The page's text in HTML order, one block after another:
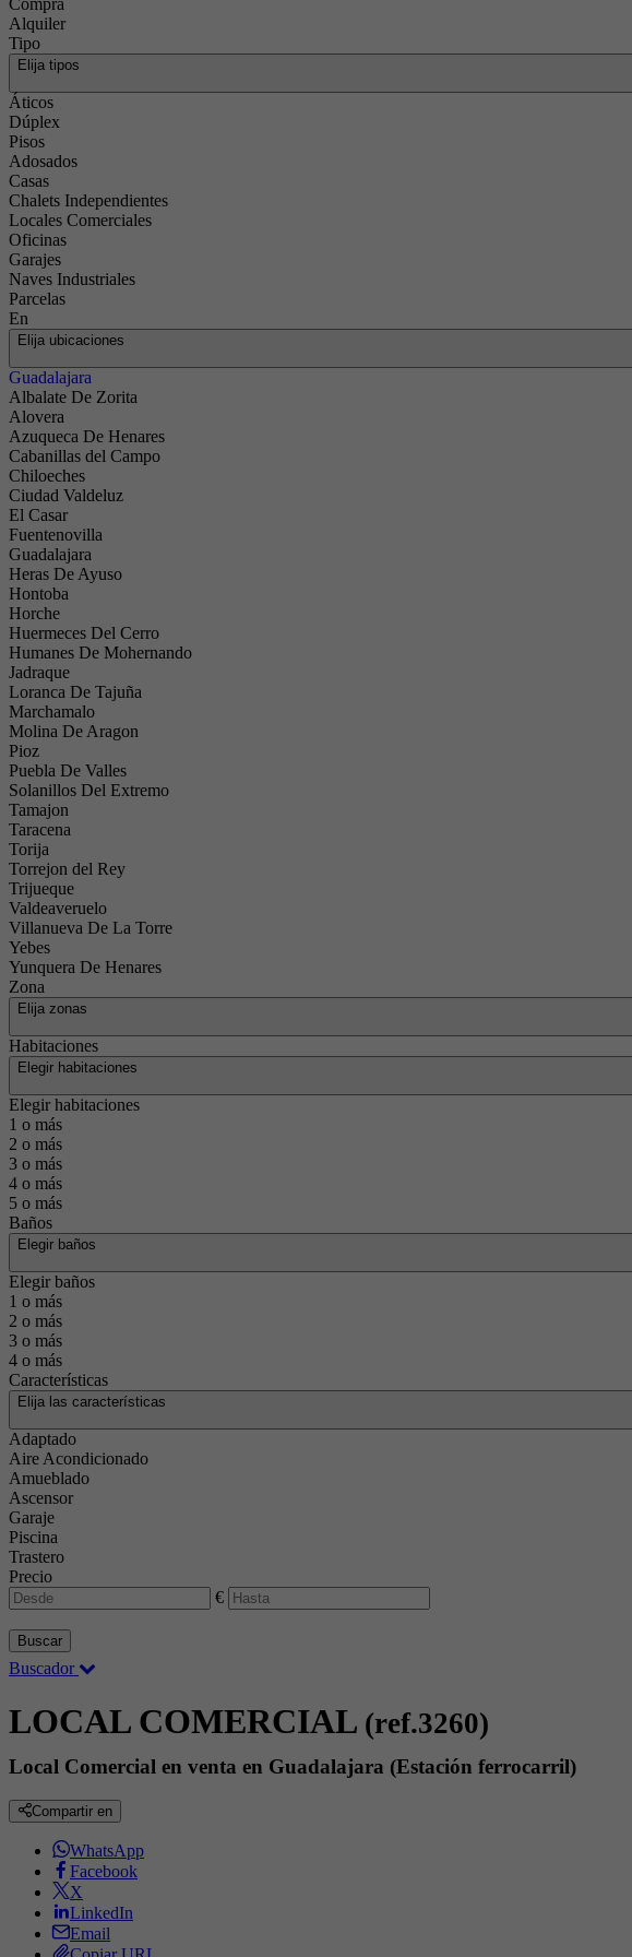
Compra
Alquiler
Tipo
Elija tipos
Áticos
Dúplex
Pisos
Adosados
Casas
Chalets Independientes
Locales Comerciales
Oficinas
Garajes
Naves Industriales
Parcelas
En
Elija ubicaciones
Guadalajara
Albalate De Zorita
Alovera
Azuqueca De Henares
Cabanillas del Campo
Chiloeches
Ciudad Valdeluz
El Casar
Fuentenovilla
Guadalajara
Heras De Ayuso
Hontoba
Horche
Huermeces Del Cerro
Humanes De Mohernando
Jadraque
Loranca De Tajuña
Marchamalo
Molina De Aragon
Pioz
Puebla De Valles
Solanillos Del Extremo
Tamajon
Taracena
Torija
Torrejon del Rey
Trijueque
Valdeaveruelo
Villanueva De La Torre
Yebes
Yunquera De Henares
Zona
Elija zonas
Habitaciones
Elegir habitaciones
Elegir habitaciones
1 o más
2 o más
3 o más
4 o más
5 o más
Baños
Elegir baños
Elegir baños
1 o más
2 o más
3 o más
4 o más
Características
Elija las características
Adaptado
Aire Acondicionado
Amueblado
Ascensor
Garaje
Piscina
Trastero
Precio
€
Buscar
Buscador
LOCAL COMERCIAL (ref.3260)
Local Comercial en venta en Guadalajara (Estación ferrocarril)
Compartir en
WhatsApp
Facebook
X
LinkedIn
Email